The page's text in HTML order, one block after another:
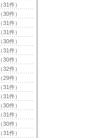
（31件）
（30件）
（31件）
（31件）
（30件）
（31件）
（30件）
（32件）
（29件）
（31件）
（31件）
（30件）
（31件）
（30件）
（31件）